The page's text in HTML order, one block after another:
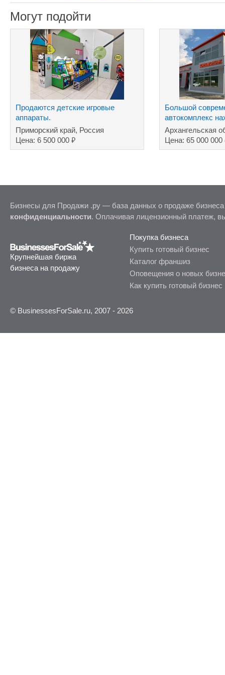
Могут подойти
Продаются детские игровые
аппараты.
Приморский край, Россия
Цена: 6 500 000 ₽
Большой
автокомплекс
собственности
Архангельская
Цена: 65 000 000
Бизнесы для Продажи .ру — база данных о продаже
конфиденциальности. Оплачивая лицензионный платеж,
Крупнейшая биржа
бизнеса на продажу
Покупка бизнеса
Купить готовый бизнес
Каталог франшиз
Оповещения о новых
Как купить готовый бизнес
© BusinessesForSale.ru, 2007 - 2026